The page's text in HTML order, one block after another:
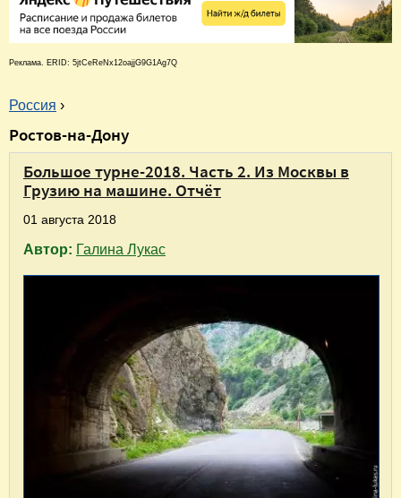
Реклама. ERID: 5jtCeReNx12oajjG9G1Ag7Q
В
ы
Россия ›
Ростов-на-Дону
Большое турне-2018. Часть 2. Из Москвы в
Грузию на машине. Отчёт
01 августа 2018
Автор: Галина Лукас